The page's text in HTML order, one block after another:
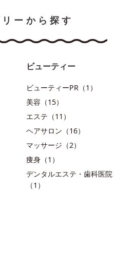
ーから探す
ビューティー
ビューティーPR（1）
美容（15）
エステ（11）
ヘアサロン（16）
マッサージ（2）
痩身（1）
デンタルエステ・歯科医院
（1）